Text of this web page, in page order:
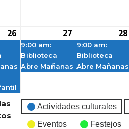
26 27
9:00 am:
Biblioteca
Abre Mañanas
28
9:00 am:
Biblioteca
Abre Mañanas
Actividades culturales
Eventos Festejos